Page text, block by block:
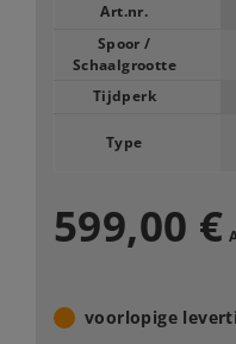
Art.nr.
Spoor /
Schaalgrootte
Tijdperk
Type
599,00 €
voorlopige